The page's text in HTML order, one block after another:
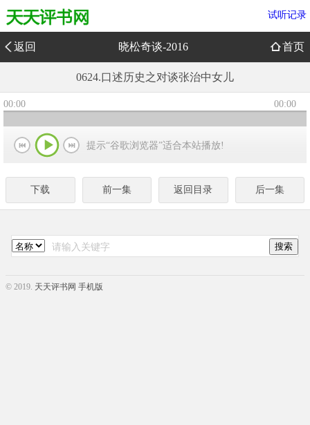
试听记录
返回 晓松奇谈-2016 首页
0624.口述历史之对谈张治中女儿
00:00 00:00
提示“谷歌浏览器”适合本站播放!
下载 前一集 返回目录 后一集
© 2019. 天天评书网 手机版